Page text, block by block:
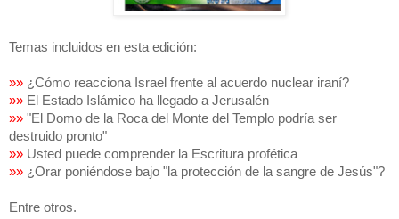
Temas incluidos en esta edición:
»» ¿Cómo reacciona Israel frente al acuerdo nuclear iraní?
»» El Estado Islámico ha llegado a Jerusalén
»» "El Domo de la Roca del Monte del Templo podría ser
destruido pronto"
»» Usted puede comprender la Escritura profética
»» ¿Orar poniéndose bajo "la protección de la sangre de Jesús"?
Entre otros.